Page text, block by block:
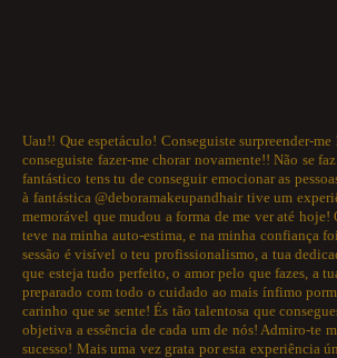
Uau!! Que espetáculo! Conseguiste surpreender-
conseguiste fazer-me chorar novamente!! Não se
fantástico tens tu de conseguir emocionar as
à fantástica @deboramakeupandhair tive um
memorável que mudou a forma de me ver até
teve na minha auto-estima, e na minha confiança
sessão é visível o teu profissionalismo, a tua
que esteja tudo perfeito, o amor pelo que fazes, a
preparado com todo o cuidado ao mais ínfimo
carinho que se sente! És tão talentosa que
objetiva a essência de cada um de nós! Admiro-te
sucesso! Mais uma vez grata por esta experiência